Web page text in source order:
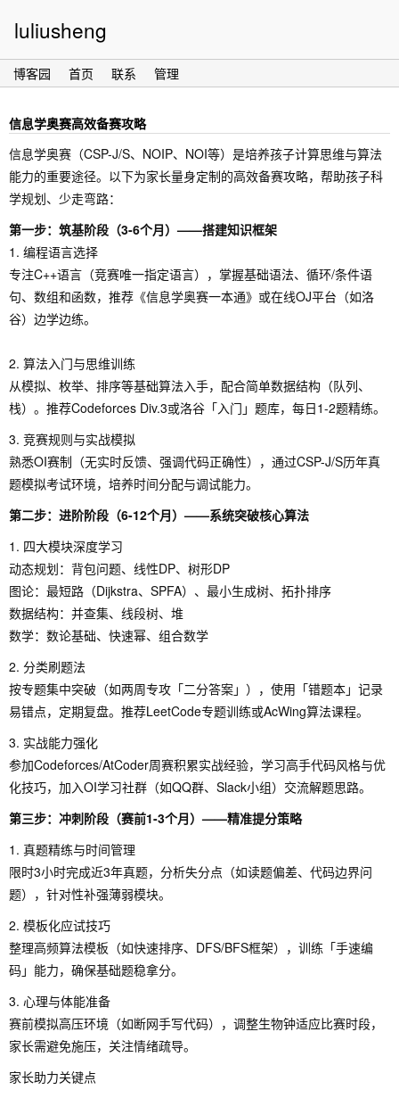
luliusheng
博客园 首页 联系 管理
信息学奥赛高效备赛攻略
信息学奥赛（CSP-J/S、NOIP、NOI等）是培养孩子计算思维与算法
能力的重要途径。以下为家长量身定制的高效备赛攻略，帮助孩子科
学规划、少走弯路：
第一步：筑基阶段（3-6个月）——搭建知识框架
1. 编程语言选择
专注C++语言（竞赛唯一指定语言），掌握基础语法、循环/条件语
句、数组和函数，推荐《信息学奥赛一本通》或在线OJ平台（如洛
谷）边学边练。
2. 算法入门与思维训练
从模拟、枚举、排序等基础算法入手，配合简单数据结构（队列、
栈）。推荐Codeforces Div.3或洛谷「入门」题库，每日1-2题精练。
3. 竞赛规则与实战模拟
熟悉OI赛制（无实时反馈、强调代码正确性），通过CSP-J/S历年真
题模拟考试环境，培养时间分配与调试能力。
第二步：进阶阶段（6-12个月）——系统突破核心算法
1. 四大模块深度学习
动态规划：背包问题、线性DP、树形DP
图论：最短路（Dijkstra、SPFA）、最小生成树、拓扑排序
数据结构：并查集、线段树、堆
数学：数论基础、快速幂、组合数学
2. 分类刷题法
按专题集中突破（如两周专攻「二分答案」），使用「错题本」记录
易错点，定期复盘。推荐LeetCode专题训练或AcWing算法课程。
3. 实战能力强化
参加Codeforces/AtCoder周赛积累实战经验，学习高手代码风格与优
化技巧，加入OI学习社群（如QQ群、Slack小组）交流解题思路。
第三步：冲刺阶段（赛前1-3个月）——精准提分策略
1. 真题精练与时间管理
限时3小时完成近3年真题，分析失分点（如读题偏差、代码边界问
题），针对性补强薄弱模块。
2. 模板化应试技巧
整理高频算法模板（如快速排序、DFS/BFS框架），训练「手速编
码」能力，确保基础题稳拿分。
3. 心理与体能准备
赛前模拟高压环境（如断网手写代码），调整生物钟适应比赛时段，
家长需避免施压，关注情绪疏导。
家长助力关键点